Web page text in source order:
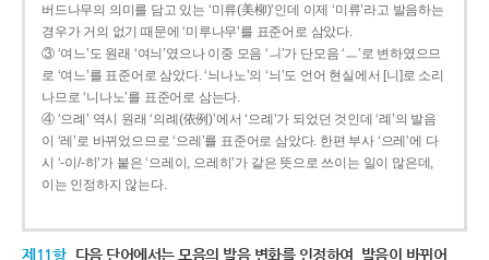
버드나무의 의미를 담고 있는 ‘미류(美柳)’인데 이제 ‘미류’라고 발음하는
경우가 거의 없기 때문에 ‘미루나무’를 표준어로 삼았다.
③ ‘여느’도 원래 ‘여늬’였으나 이중 모음 ‘ㅢ’가 단모음 ‘ㅡ’로 변하였으므
로 ‘여느’를 표준어로 삼았다. ‘늬나노’의 ‘늬’도 언어 현실에서 [니]로 소리
나므로 ‘니나노’를 표준어로 삼는다.
④ ‘으례’ 역시 원래 ‘의례(依例)’에서 ‘으례’가 되었던 것인데 ‘례’의 발음
이 ‘레’로 바뀌었으므로 ‘으레’를 표준어로 삼았다. 한편 부사 ‘으레’에 다
시 ‘-이/-히’가 붙은 ‘으레이, 으레히’가 같은 뜻으로 쓰이는 일이 많은데,
이는 인정하지 않는다.
제11항 다음 단어에서는 모음의 발음 변화를 인정하여, 발음이 바뀌어